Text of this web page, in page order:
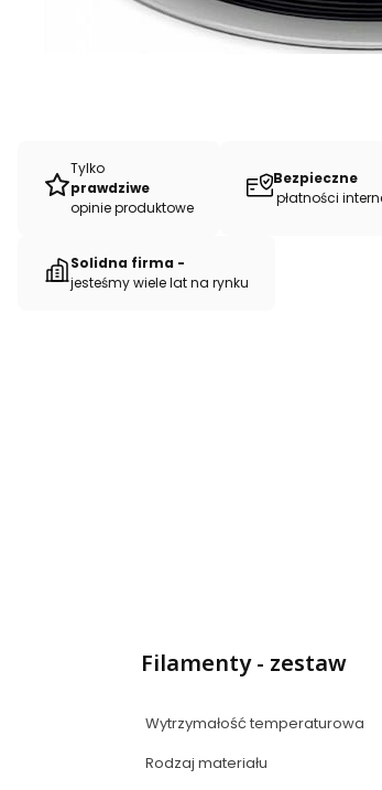
Tylko
prawdziwe
opinie produktowe
Bezpieczne
płatności
Solidna firma -
jesteśmy wiele lat na rynku
Filamenty - zestaw
Wytrzymałość temperaturowa
Rodzaj materiału